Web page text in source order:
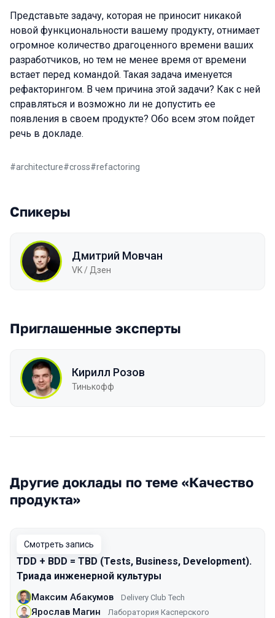
Представьте задачу, которая не приносит никакой
новой функциональности вашему продукту, отнимает
огромное количество драгоценного времени ваших
разработчиков, но тем не менее время от времени
встает перед командой. Такая задача именуется
рефакторингом. В чем причина этой задачи? Как с ней
справляться и возможно ли не допустить ее
появления в своем продукте? Обо всем этом пойдет
речь в докладе.
#architecture#cross#refactoring
Спикеры
Дмитрий Мовчан
VK / Дзен
Приглашенные эксперты
Кирилл Розов
Тинькофф
Другие доклады по теме «Качество
продукта»
Смотреть запись
TDD + BDD = TBD (Tests, Business, Development).
Триада инженерной культуры
Максим Абакумов Delivery Club Tech
Ярослав Магин Лаборатория Касперского